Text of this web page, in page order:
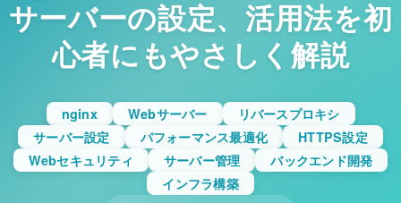
サーバーの設定、活用法を初
心者にもやさしく解説
nginx Webサーバー
リバースプロキシ
サーバー設定
パフォーマンス最適化
HTTPS設定
Webセキュリティ
サーバー管理
バックエンド開発
インフラ構築